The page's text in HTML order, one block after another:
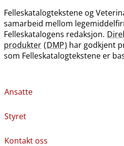
Felleskatalogtekstene og
samarbeid mellom
Felleskatalogens redaksjon.
produkter (DMP) har godkjent
som Felleskatalogtekstene er
Ansatte
Styret
Kontakt oss